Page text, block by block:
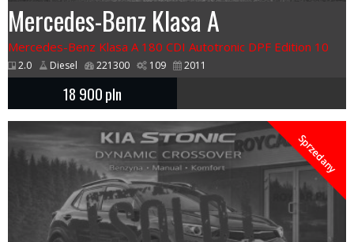
Mercedes-Benz Klasa A
Mercedes-Benz Klasa A 180 CDI Autotronic DPF Edition 10
2.0 Diesel 221300 109 2011
18 900pln
Sprzedany